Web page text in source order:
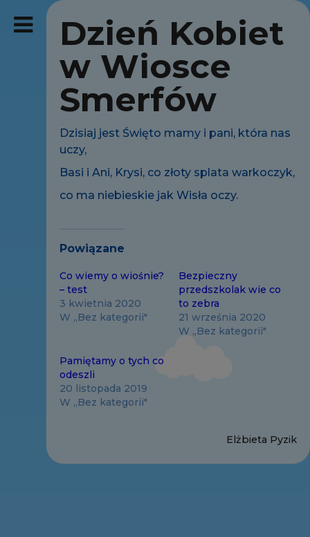
Dzień Kobiet
w Wiosce
Smerfów
Dzisiaj jest Święto mamy i pani, która nas
uczy,
Basi i Ani, Krysi, co złoty splata warkoczyk,
co ma niebieskie jak Wisła oczy.
Powiązane
Co wiemy o wiośnie?
– test
3 kwietnia 2020
W „Bez kategorii"
Bezpieczny
przedszkolak wie co
to zebra
21 września 2020
W „Bez kategorii"
Pamiętamy o tych co
odeszli
20 listopada 2019
W „Bez kategorii"
Elżbieta Pyzik